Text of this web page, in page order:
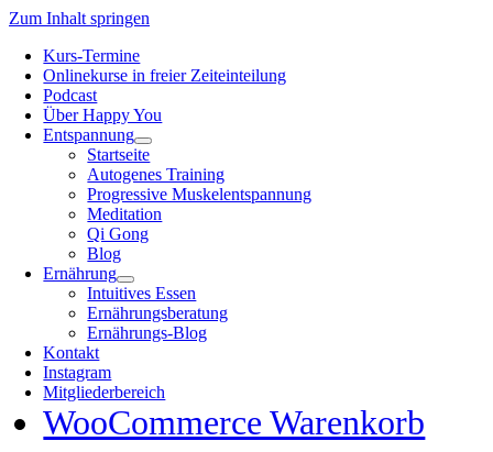
Zum Inhalt springen
Kurs-Termine
Onlinekurse in freier Zeiteinteilung
Podcast
Über Happy You
Entspannung
Startseite
Autogenes Training
Progressive Muskelentspannung
Meditation
Qi Gong
Blog
Ernährung
Intuitives Essen
Ernährungsberatung
Ernährungs-Blog
Kontakt
Instagram
Mitgliederbereich
WooCommerce Warenkorb